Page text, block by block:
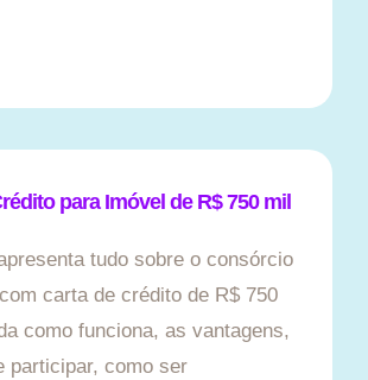
para Imóvel de R$ 750 mil
tudo sobre o consórcio
carta de crédito de R$ 750
como funciona, as vantagens,
participar, como ser